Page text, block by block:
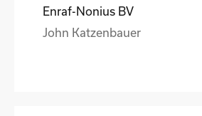
Enraf-Nonius BV
John Katzenbauer